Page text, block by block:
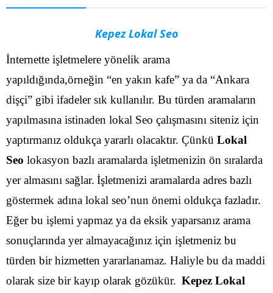
Kepez Lokal Seo
İnternette işletmelere yönelik arama
yapıldığında,örneğin “en yakın kafe” ya da “Ankara
dişçi” gibi ifadeler sık kullanılır. Bu türden aramaların
yapılmasına istinaden lokal Seo çalışmasını siteniz için
yaptırmanız oldukça yararlı olacaktır. Çünkü Lokal
Seo lokasyon bazlı aramalarda işletmenizin ön sıralarda
yer almasını sağlar. İşletmenizi aramalarda adres bazlı
göstermek adına lokal seo’nun önemi oldukça fazladır.
Eğer bu işlemi yapmaz ya da eksik yaparsanız arama
sonuçlarında yer almayacağınız için işletmeniz bu
türden bir hizmetten yararlanamaz. Haliyle bu da maddi
olarak size bir kayıp olarak gözükür. Kepez Lokal